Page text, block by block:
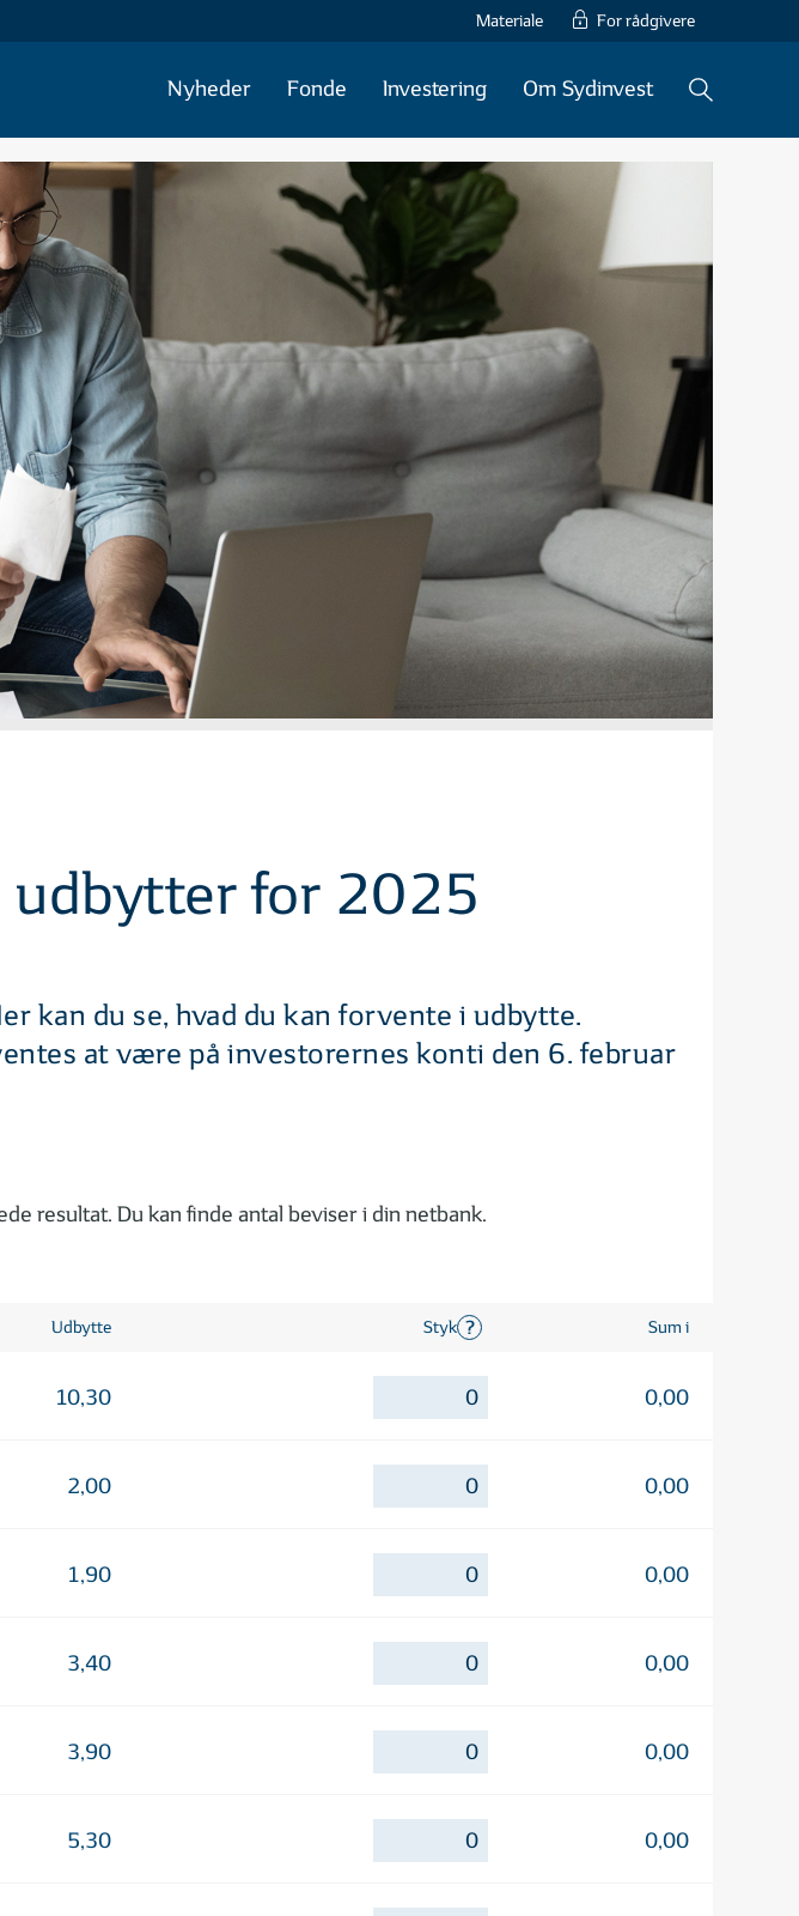
Materiale For rådgivere
Nyheder Fonde Investering Om Sydinvest
udbytter for 2025
kan du se, hvad du kan forvente i udbytte.
at være på investorernes konti den 6. februar
resultat. Du kan finde antal beviser i din netbank.
Udbytte Styk ? Sum i
10,30 0,00
2,00 0,00
1,90 0,00
3,40 0,00
3,90 0,00
5,30 0,00